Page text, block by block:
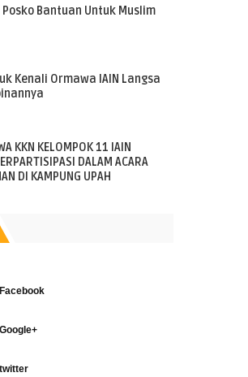
Posko Bantuan Untuk Muslim
Kenali Ormawa IAIN Langsa
KKN KELOMPOK 11 IAIN
DALAM ACARA
DI KAMPUNG UPAH